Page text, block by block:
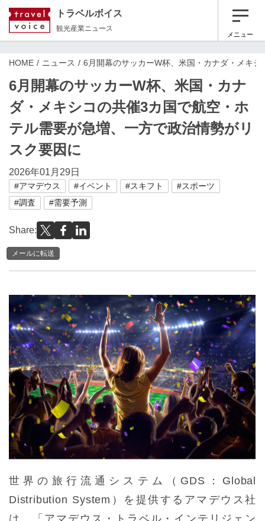
トラベルボイス
観光産業ニュース
メニュー
HOME ニュース 6月開幕のサッカーW杯、米国・カナダ・メキ
6月開幕のサッカーW杯、米国・カナ
ダ・メキシコの共催3カ国で航空・ホ
テル需要が急増、一方で政治情勢がリ
スク要因に
2026年01月29日
#アマデウス #イベント #スキフト
#スポーツ
#調査
#需要予測
Share:
メールに転送
世界の旅行流通システム（GDS：Global
Distribution System）を提供するアマデウス社